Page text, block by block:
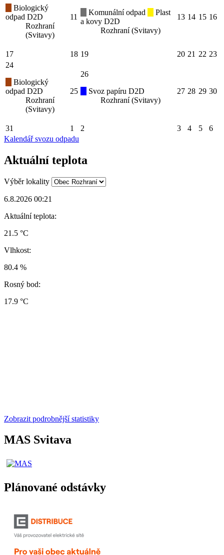
Biologický
odpad D2D
Rozhraní
(Svitavy)
11
Komunální odpad
Plast
a kovy D2D
Rozhraní (Svitavy)
13 14 15 16
17 18 19 20 21 22 23
24
Biologický
odpad D2D
Rozhraní
(Svitavy)
25
26
Svoz papíru D2D
Rozhraní (Svitavy)
27 28 29 30
31 1 2 3 4 5
6
Kalendář svozu odpadu
Aktuální teplota
Výběr lokality
6.8.2026 00:21
Aktuální teplota:
21.5 °C
Vlhkost:
80.4 %
Rosný bod:
17.9 °C
Zobrazit podrobnější statistiky
MAS Svitava
Plánované odstávky